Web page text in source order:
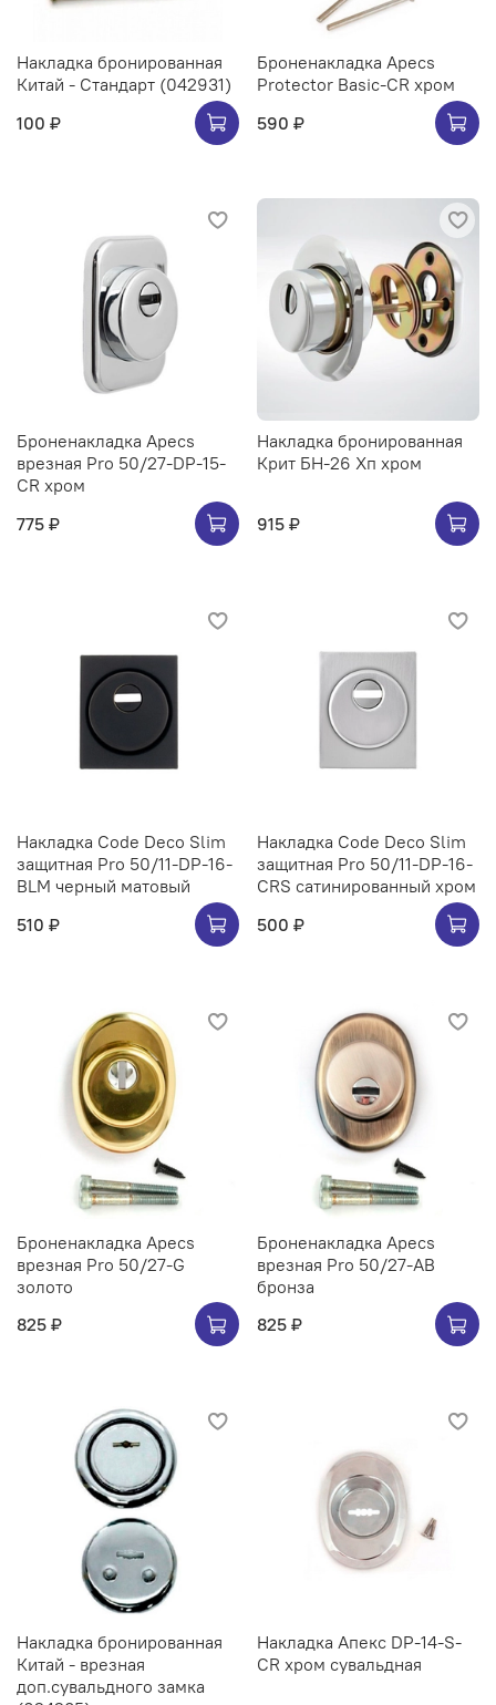
Накладка бронированная
Китай - Стандарт (042931)
100 ₽
Броненакладка Apecs
Protector Basic-CR хром
590 ₽
Броненакладка Apecs
врезная Pro 50/27-DP-15-
CR хром
775 ₽
Накладка бронированная
Крит БН-26 Хп хром
915 ₽
Накладка Code Deco Slim
защитная Pro 50/11-DP-16-
BLM черный матовый
510 ₽
Накладка Code Deco Slim
защитная Pro 50/11-DP-16-
CRS сатинированный хром
500 ₽
Броненакладка Apecs
врезная Pro 50/27-G
золото
825 ₽
Броненакладка Apecs
врезная Pro 50/27-AB
бронза
825 ₽
Накладка бронированная
Китай - врезная
доп.сувальдного замка
Накладка Апекс DP-14-S-
CR хром сувальдная